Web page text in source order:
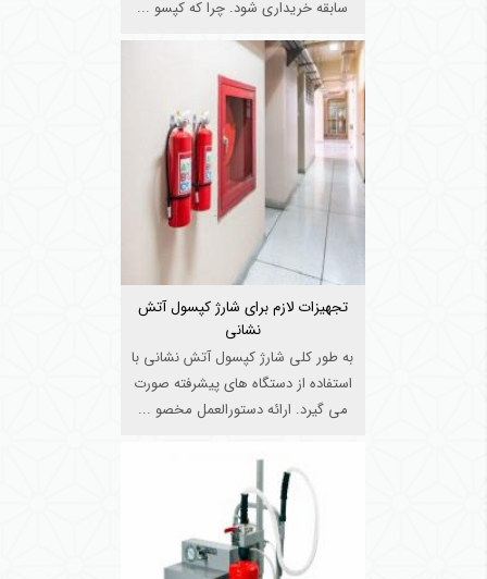
سابقه خریداری شود. چرا که کپسو ...
تجهیزات لازم برای شارژ کپسول آتش
نشانی
به طور کلی شارژ کپسول آتش نشانی با
استفاده از دستگاه های پیشرفته صورت
می گیرد. ارائه دستورالعمل مخصو ...